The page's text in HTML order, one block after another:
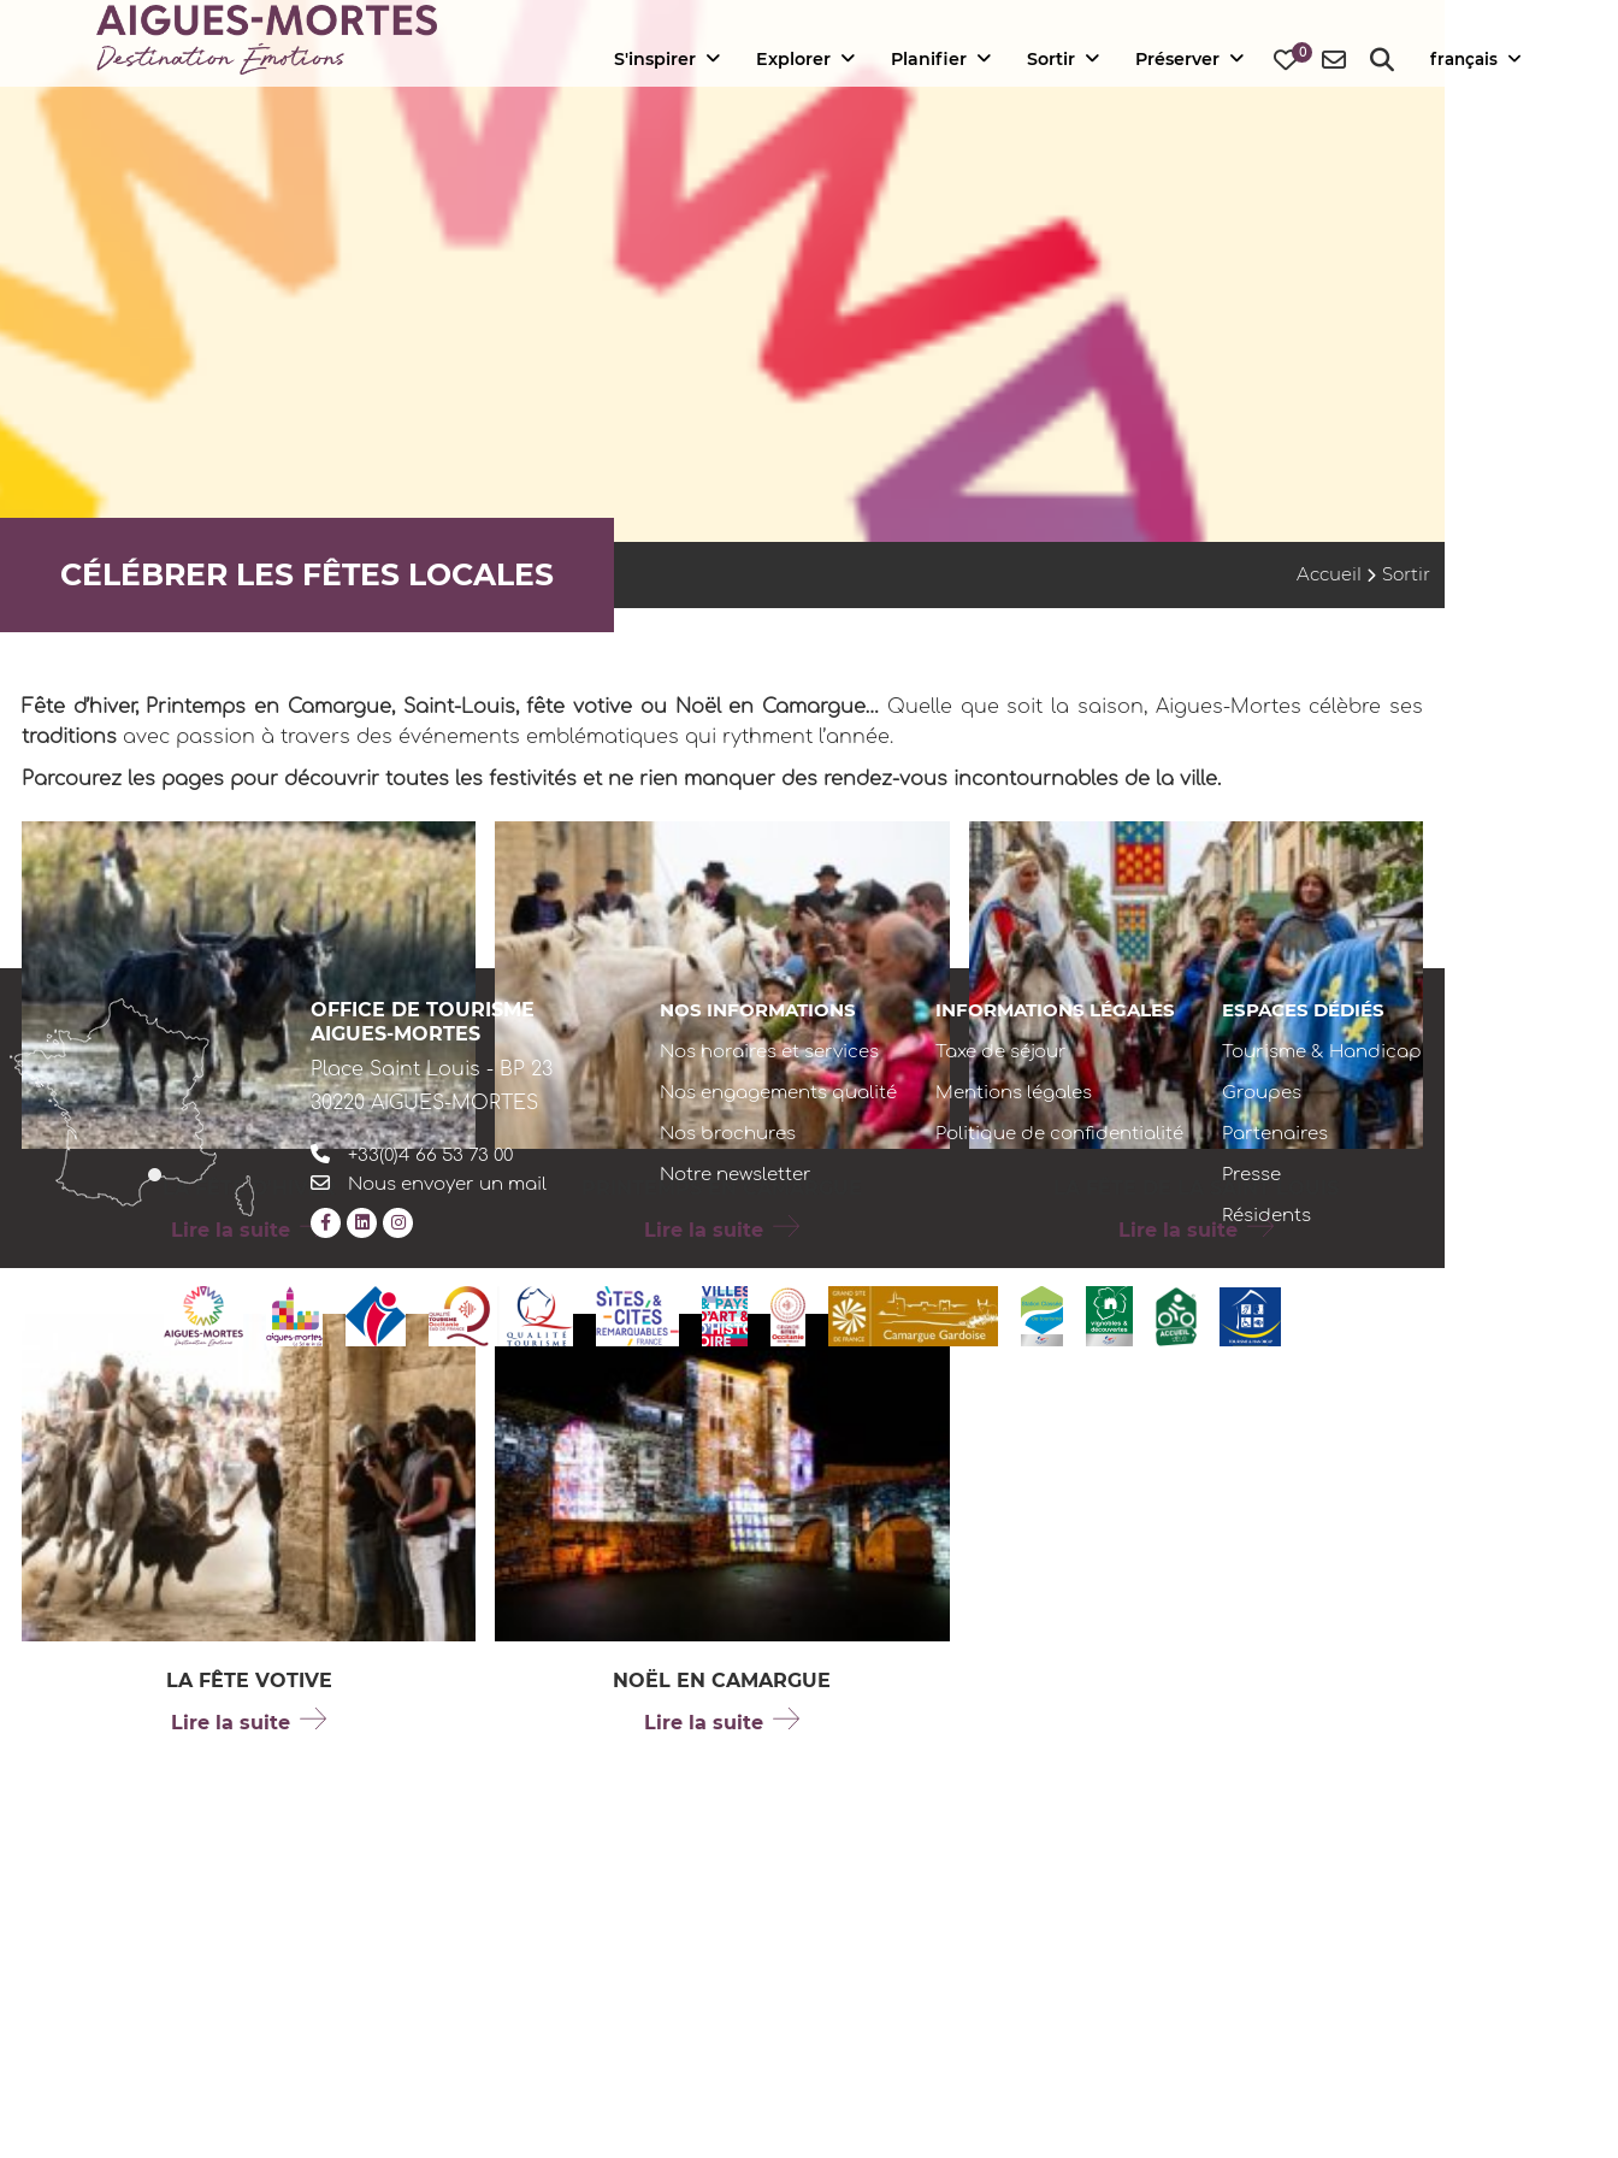
CÉLÉBRER LES FÊTES LOCALES Accueil Sortir
Fête d’hiver, Printemps en Camargue, Saint-Louis, fête votive ou Noël en Camargue… Quelle que soit la saison, Aigues-Mortes célèbre ses
traditions avec passion à travers des événements emblématiques qui rythment l’année.
Parcourez les pages pour découvrir toutes les festivités et ne rien manquer des rendez-vous incontournables de la ville.
LA FÊTE D'HIVER
Lire la suite
PRINTEMPS EN CAMARGUE
Lire la suite
LA FÊTE DE LA SAINT LOUIS
Lire la suite
LA FÊTE VOTIVE
Lire la suite
NOËL EN CAMARGUE
Lire la suite
S'inspirer Explorer Planifier Sortir Préserver 0 français
OFFICE DE TOURISME
AIGUES-MORTES
Place Saint Louis - BP 23
30220 AIGUES-MORTES
+33(0)4 66 53 73 00
Nous envoyer un mail
NOS INFORMATIONS
Nos horaires et services
Nos engagements qualité
Nos brochures
Notre newsletter
INFORMATIONS LÉGALES
Taxe de séjour
Mentions légales
Politique de confidentialité
ESPACES DÉDIÉS
Tourisme & Handicap
Groupes
Partenaires
Presse
Résidents